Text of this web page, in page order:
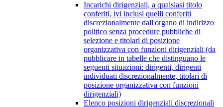
Incarichi dirigenziali, a qualsiasi titolo
conferiti, ivi inclusi quelli conferiti
discrezionalmente dall'organo di indirizzo
politico senza procedure pubbliche di
selezione e titolari di posizione
organizzativa con funzioni dirigenziali (da
pubblicare in tabelle che distinguano le
seguenti situazioni: dirigenti, dirigenti
individuati discrezionalmente, titolari di
posizione organizzativa con funzioni
dirigenziali)
Elenco posizioni dirigenziali discrezionali